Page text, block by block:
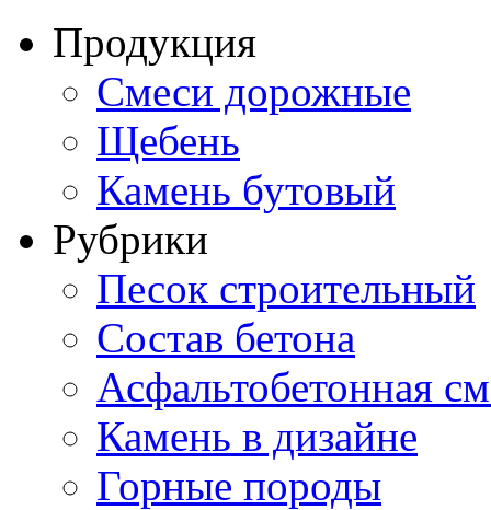
Продукция
Смеси дорожные
Щебень
Камень бутовый
Рубрики
Песок строительный
Состав бетона
Асфальтобетонная
Камень в дизайне
Горные породы